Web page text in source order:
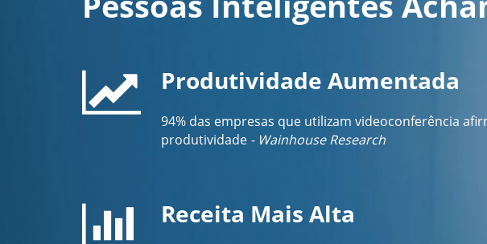
Produtividade Aumentada
94% das empresas que utilizam videoconferência
produtividade - Wainhouse Research
Receita Mais Alta